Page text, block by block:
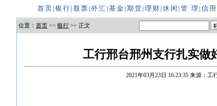
首页 银行 股票 外汇 基金 期货 理财 休闲 管 理 信
位置： 首页 >> 银行 >> 正文
工行邢台邢州支行扎实做
2021年03月23日 16:23:35 来源：工